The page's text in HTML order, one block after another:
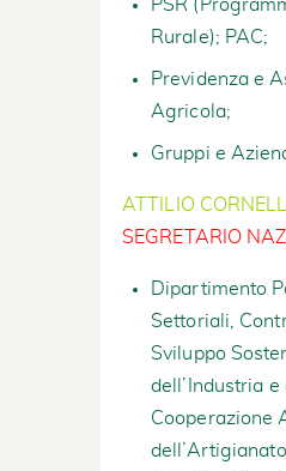
PSR
Rurale); PAC;
Previdenza e
Agricola;
Gruppi e
ATTILIO CORNELLI
SEGRETARIO
Dipartimento
Settoriali,
Sviluppo
dell’Industria e
Cooperazione